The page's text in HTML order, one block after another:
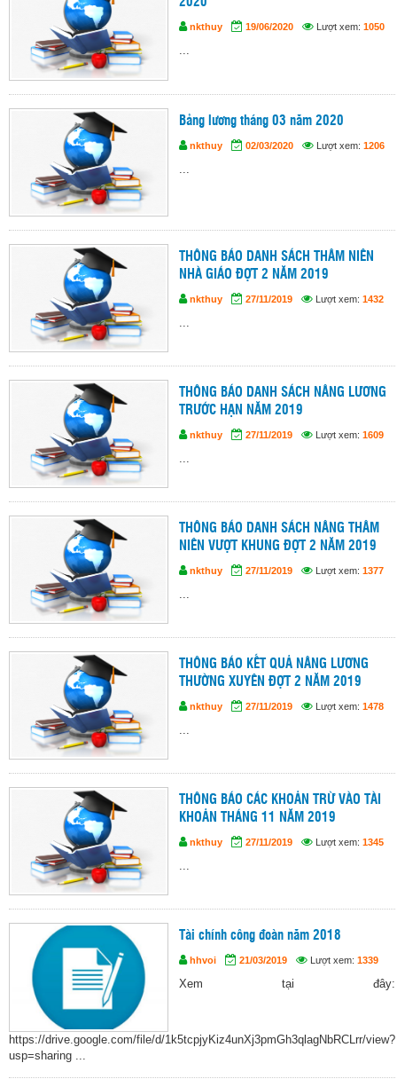
nkthuy 19/06/2020 Lượt xem: 1050
...
Bảng lương tháng 03 năm 2020
nkthuy 02/03/2020 Lượt xem: 1206
THÔNG BÁO DANH SÁCH THÂM NIÊN
NHÀ GIÁO ĐỢT 2 NĂM 2019
nkthuy 27/11/2019 Lượt xem: 1432
THÔNG BÁO DANH SÁCH NÂNG LƯƠNG
TRƯỚC HẠN NĂM 2019
nkthuy 27/11/2019 Lượt xem: 1609
THÔNG BÁO DANH SÁCH NÂNG THÂM
NIÊN VƯỢT KHUNG ĐỢT 2 NĂM 2019
nkthuy 27/11/2019 Lượt xem: 1377
...
THÔNG BÁO KẾT QUẢ NÂNG LƯƠNG
THƯỜNG XUYÊN ĐỢT 2 NĂM 2019
nkthuy 27/11/2019 Lượt xem: 1478
...
THÔNG BÁO CÁC KHOẢN TRỪ VÀO TÀI
KHOẢN THÁNG 11 NĂM 2019
nkthuy 27/11/2019 Lượt xem: 1345
...
Tài chính công đoàn năm 2018
hhvoi 21/03/2019 Lượt xem: 1339
Xem tại đây:
https://drive.google.com/file/d/1k5tcpjyKiz4unXj3pmGh3qlagNbRCLrr/view?
usp=sharing ...